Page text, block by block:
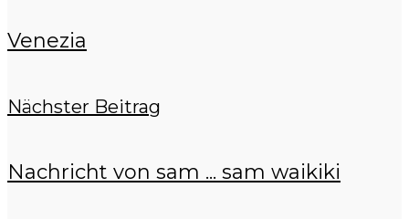
Venezia
Nächster Beitrag
Nachricht von sam ... sam waikiki